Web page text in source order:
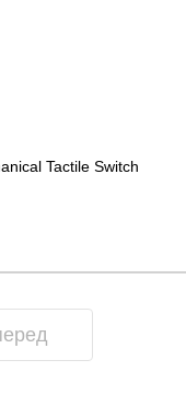
Tactile Switch